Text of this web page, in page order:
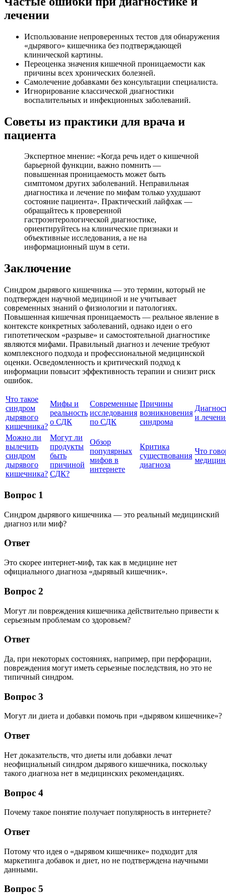
лечении
Использование непроверенных тестов для обнаружения
«дырявого» кишечника без подтверждающей
клинической картины.
Переоценка значения кишечной проницаемости как
причины всех хронических болезней.
Самолечение добавками без консультации специалиста.
Игнорирование классической диагностики
воспалительных и инфекционных заболеваний.
Советы из практики для врача и
пациента
Экспертное мнение: «Когда речь идет о кишечной
барьерной функции, важно помнить —
повышенная проницаемость может быть
симптомом других заболеваний. Неправильная
диагностика и лечение по мифам только ухудшают
состояние пациента». Практический лайфхак —
обращайтесь к проверенной
гастроэнтерологической диагностике,
ориентируйтесь на клинические признаки и
объективные исследования, а не на
информационный шум в сети.
Заключение
Синдром дырявого кишечника — это термин, который не
подтвержден научной медициной и не учитывает
современных знаний о физиологии и патологиях.
Повышенная кишечная проницаемость — реальное явление в
контексте конкретных заболеваний, однако идеи о его
гипотетическом «разрыве» и самостоятельной диагностике
являются мифами. Правильный диагноз и лечение требуют
комплексного подхода и профессиональной медицинской
оценки. Осведомленность и критический подход к
информации повысит эффективность терапии и снизит риск
ошибок.
Что такое
синдром
дырявого
кишечника?
Мифы и
реальность
о СДК
Современные
исследования
по СДК
Причины
возникновения
синдрома
и
Можно ли
вылечить
синдром
дырявого
кишечника?
Могут ли
продукты
быть
причиной
СДК?
Обзор
популярных
мифов в
интернете
Критика
существования
диагноза
Что
Вопрос 1
Синдром дырявого кишечника — это реальный медицинский
диагноз или миф?
Ответ
Это скорее интернет-миф, так как в медицине нет
официального диагноза «дырявый кишечник».
Вопрос 2
Могут ли повреждения кишечника действительно привести к
серьезным проблемам со здоровьем?
Ответ
Да, при некоторых состояниях, например, при перфорации,
повреждения могут иметь серьезные последствия, но это не
типичный синдром.
Вопрос 3
Могут ли диета и добавки помочь при «дырявом кишечнике»?
Ответ
Нет доказательств, что диеты или добавки лечат
неофициальный синдром дырявого кишечника, поскольку
такого диагноза нет в медицинских рекомендациях.
Вопрос 4
Почему такое понятие получает популярность в интернете?
Ответ
Потому что идея о «дырявом кишечнике» подходит для
маркетинга добавок и диет, но не подтверждена научными
данными.
Вопрос 5